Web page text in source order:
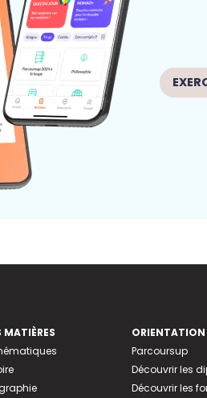
MATIÈRES
ORIENTATION
Parcoursup
Découvrir les
Découvrir les